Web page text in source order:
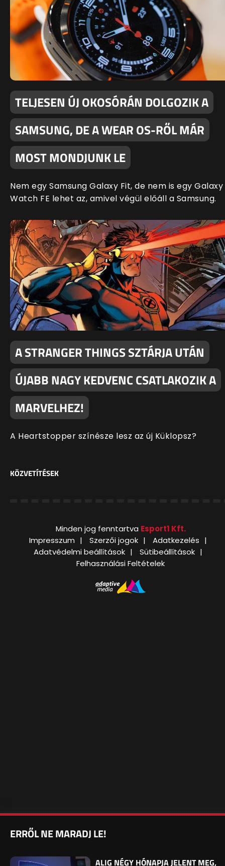
TELJESEN ÚJ OKOSÓRÁN DOLGOZIK A
SAMSUNG, DE A WEAR OS-RŐL MÁR
MOST MONDJUNK LE
Nem egy Samsung Galaxy Fit, de nem is egy Galaxy
Watch FE lehet az, amivel végül előáll a Samsung.
A STRANGER THINGS SZTÁRJA UTÁN
ÚJABB NAGY KEDVENC CSATLAKOZIK A
MARVELHEZ!
A Heartstopper színésze lesz az új Küklopsz?
KÖZVETÍTÉSEK
Minden jog fenntartva Esport1 Kft.
Impresszum
Szerzői jogok
Adatkezelés
Adatvédelmi beállítások
Sütibeállítások
Felhasználási Feltételek
ERRŐL NE MARADJ LE!
ALIG NÉGY HÓNAPJA JELENT MEG,